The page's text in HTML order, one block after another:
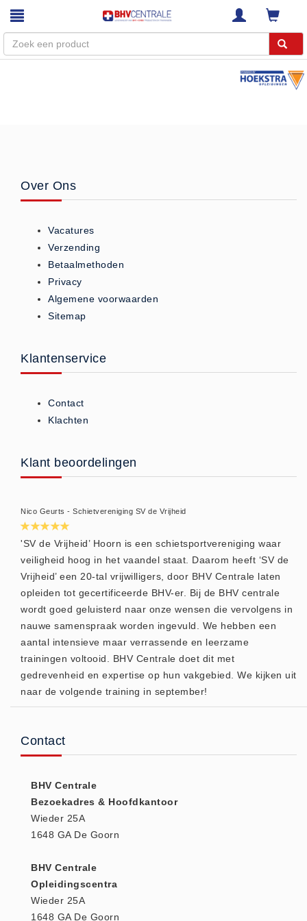
Diensten
RI&E
Bedrijfsnoodplannen
VCA Trajecten
ISO 9001 Begeleiding
Inspectiecentrale
Ons Team
Nieuws
Contact
Klachten
Privacy
Retourneren
Algemene Voorwaarden
Vacatures
Winkel
(20)
AED apparaten (11)
Actie (5)
AED
AED elektroden (18)
Beademings materialen (6)
BHV Kasten
BHV Kleding
Over Ons
Vacatures
Verzending
Betaalmethoden
Privacy
Algemene voorwaarden
Sitemap
Klantenservice
Contact
Klachten
Klant beoordelingen
Nico Geurts - Schietvereniging SV de Vrijheid
'SV de Vrijheid’ Hoorn is een schietsportvereniging waar
veiligheid hoog in het vaandel staat. Daarom heeft ‘SV de
Vrijheid’ een 20-tal vrijwilligers, door BHV Centrale laten
opleiden tot gecertificeerde BHV-er. Bij de BHV centrale
wordt goed geluisterd naar onze wensen die vervolgens in
nauwe samenspraak worden ingevuld. We hebben een
aantal intensieve maar verrassende en leerzame
trainingen voltooid. BHV Centrale doet dit met
gedrevenheid en expertise op hun vakgebied. We kijken uit
naar de volgende training in september!
Contact
BHV Centrale
Bezoekadres & Hoofdkantoor
Wieder 25A
1648 GA De Goorn
BHV Centrale
Opleidingscentra
Wieder 25A
1648 GA De Goorn